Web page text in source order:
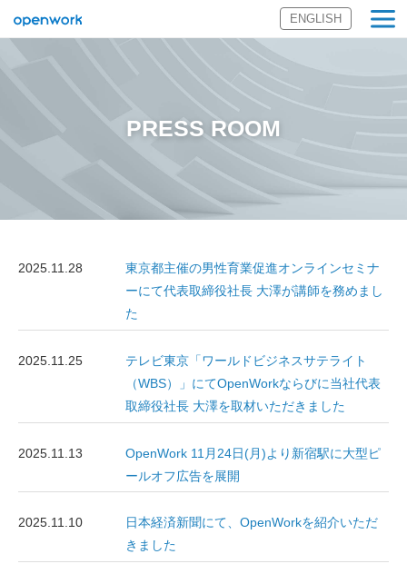
ENGLISH
PRESS ROOM
2025.11.28
東京都主催の男性育業促進オンラインセミナ
ーにて代表取締役社長 大澤が講師を務めまし
た
2025.11.25
テレビ東京「ワールドビジネスサテライト
（WBS）」にてOpenWorkならびに当社代表
取締役社長 大澤を取材いただきました
2025.11.13
OpenWork 11月24日(月)より新宿駅に大型ピ
ールオフ広告を展開
2025.11.10
日本経済新聞にて、OpenWorkを紹介いただ
きました